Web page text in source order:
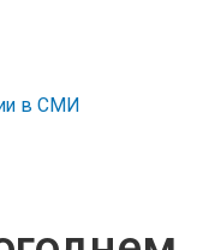
в СМИ